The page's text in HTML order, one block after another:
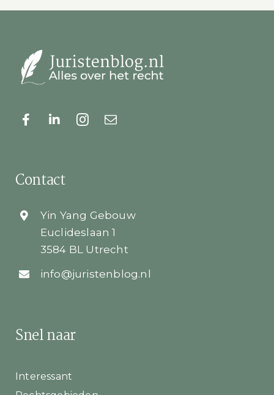
Snel naar
Interessant
Contact
Yin Yang Gebouw
Euclideslaan 1
3584 BL Utrecht
info@juristenblog.nl